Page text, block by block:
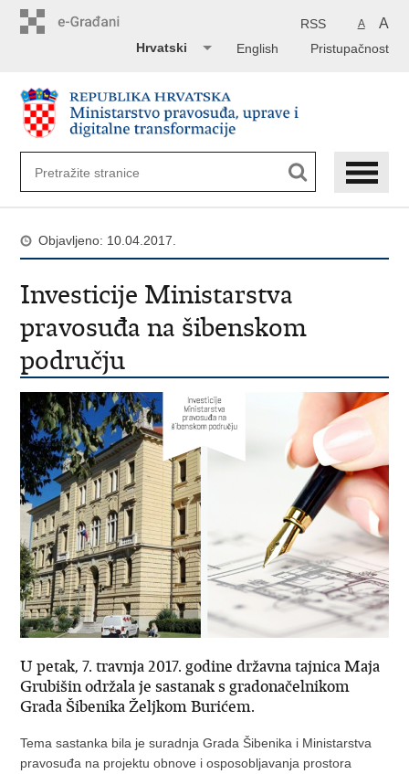
A A
RSS
Pristupačnost
English
Hrvatski
Objavljeno: 10.04.2017.
Investicije Ministarstva
pravosuđa na šibenskom
području
U petak, 7. travnja 2017. godine državna tajnica Maja
Grubišin održala je sastanak s gradonačelnikom
Grada Šibenika Željkom Burićem.
Tema sastanka bila je suradnja Grada Šibenika i Ministarstva
pravosuđa na projektu obnove i osposobljavanja prostora